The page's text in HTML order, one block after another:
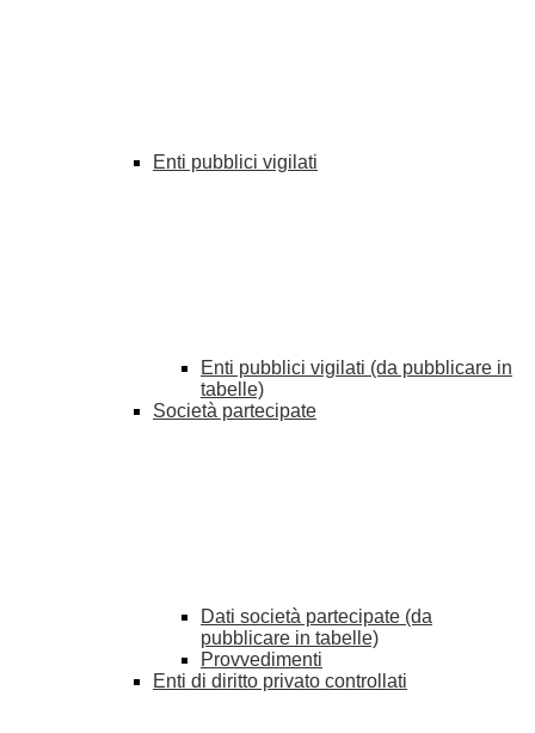
Enti pubblici vigilati
Enti pubblici vigilati (da pubblicare in
tabelle)
Società partecipate
Dati società partecipate (da
pubblicare in tabelle)
Provvedimenti
Enti di diritto privato controllati